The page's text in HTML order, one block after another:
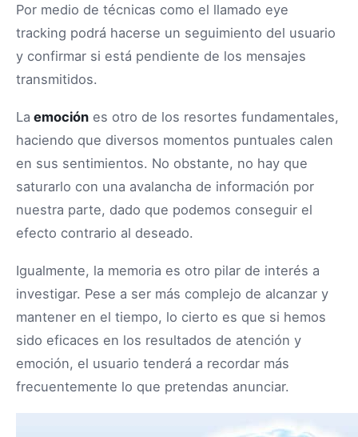
Por medio de técnicas como el llamado eye
tracking podrá hacerse un seguimiento del usuario
y confirmar si está pendiente de los mensajes
transmitidos.
La emoción es otro de los resortes fundamentales,
haciendo que diversos momentos puntuales calen
en sus sentimientos. No obstante, no hay que
saturarlo con una avalancha de información por
nuestra parte, dado que podemos conseguir el
efecto contrario al deseado.
Igualmente, la memoria es otro pilar de interés a
investigar. Pese a ser más complejo de alcanzar y
mantener en el tiempo, lo cierto es que si hemos
sido eficaces en los resultados de atención y
emoción, el usuario tenderá a recordar más
frecuentemente lo que pretendas anunciar.